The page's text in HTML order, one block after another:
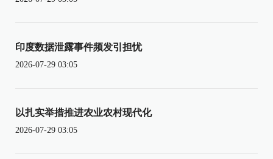
印度数据泄露事件频发引担忧
2026-07-29 03:05
以扎实举措推进农业农村现代化
2026-07-29 03:05